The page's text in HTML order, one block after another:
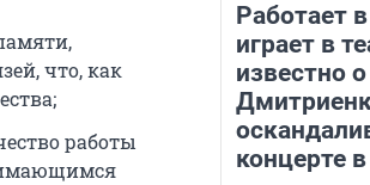
что, как
работы
Работает
играет в
известно
концерте